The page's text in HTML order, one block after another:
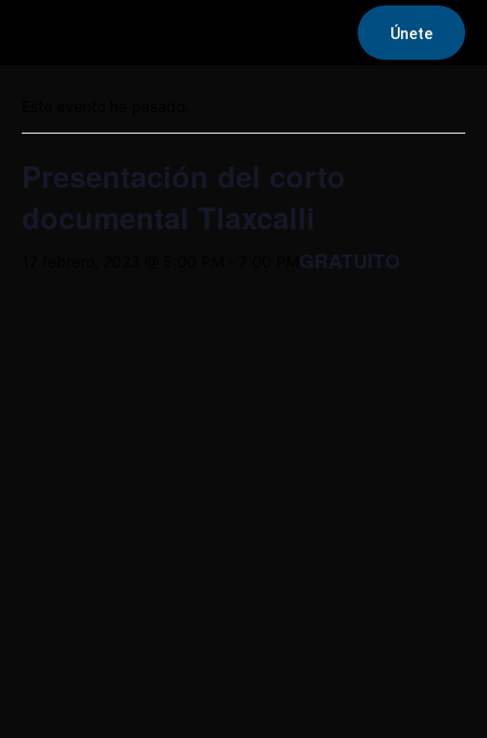
Únete
Presentación del corto
documental Tlaxcalli
GRATUITO